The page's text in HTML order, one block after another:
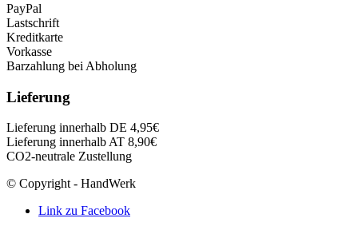
PayPal
Lastschrift
Kreditkarte
Vorkasse
Barzahlung bei Abholung
Lieferung
Lieferung innerhalb DE 4,95€
Lieferung innerhalb AT 8,90€
CO2-neutrale Zustellung
© Copyright - HandWerk
Link zu Facebook